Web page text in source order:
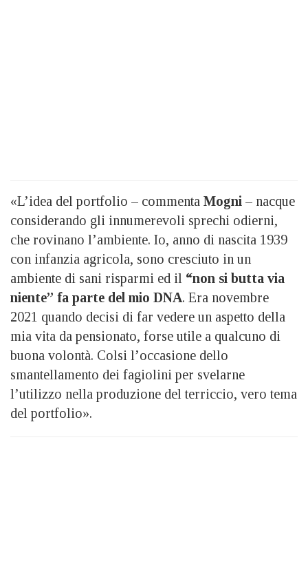
«L’idea del portfolio – commenta Mogni – nacque
considerando gli innumerevoli sprechi odierni,
che rovinano l’ambiente. Io, anno di nascita 1939
con infanzia agricola, sono cresciuto in un
ambiente di sani risparmi ed il “non si butta via
niente” fa parte del mio DNA. Era novembre
2021 quando decisi di far vedere un aspetto della
mia vita da pensionato, forse utile a qualcuno di
buona volontà. Colsi l’occasione dello
smantellamento dei fagiolini per svelarne
l’utilizzo nella produzione del terriccio, vero tema
del portfolio».